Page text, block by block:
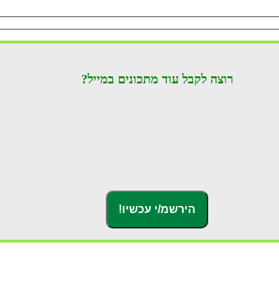
רוצה לקבל עוד מתכונים במייל?